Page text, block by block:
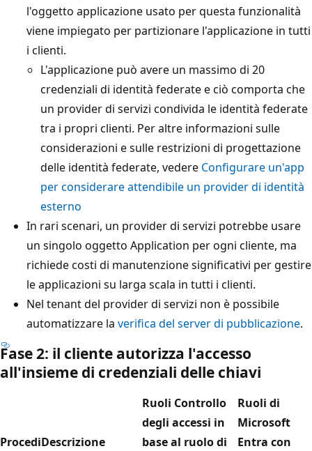
l'oggetto applicazione usato per questa funzionalità
viene impiegato per partizionare l'applicazione in tutti
i clienti.
L'applicazione può avere un massimo di 20
credenziali di identità federate e ciò comporta che
un provider di servizi condivida le identità federate
tra i propri clienti. Per altre informazioni sulle
considerazioni e sulle restrizioni di progettazione
delle identità federate, vedere Configurare un'app
per considerare attendibile un provider di identità
esterno
In rari scenari, un provider di servizi potrebbe usare
un singolo oggetto Application per ogni cliente, ma
richiede costi di manutenzione significativi per gestire
le applicazioni su larga scala in tutti i clienti.
Nel tenant del provider di servizi non è possibile
automatizzare la verifica del server di pubblicazione.
Fase 2: il cliente autorizza l'accesso
all'insieme di credenziali delle chiavi
ProcediDescrizione
Ruoli Controllo
degli accessi in
base al ruolo di
Ruoli di
Microsoft
Entra con